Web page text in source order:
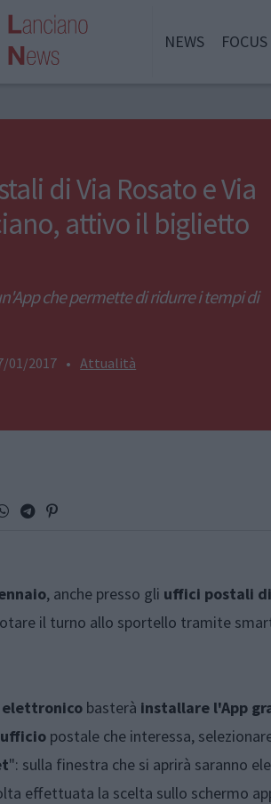
NEWS FOCUS
di Via Rosato e Via
attivo il biglietto
che permette di ridurre i tempi di
01/2017 • Attualità
, anche presso gli uffici postali
il turno allo sportello tramite
basterà installare l'App
postale che interessa,
": sulla finestra che si aprirà saranno
effettuata la scelta sullo schermo